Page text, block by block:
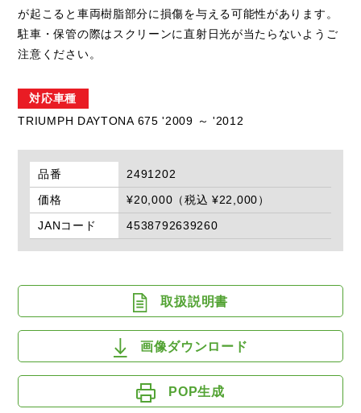
が起こると車両樹脂部分に損傷を与える可能性があります。
駐車・保管の際はスクリーンに直射日光が当たらないようご
注意ください。
対応車種
TRIUMPH DAYTONA 675 '2009 ～ '2012
品番
2491202
価格
¥20,000（税込 ¥22,000）
JANコード
4538792639260
取扱説明書
画像ダウンロード
POP生成